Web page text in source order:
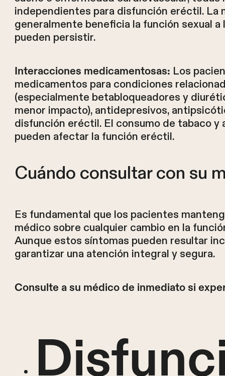
independientes para disfunción eréctil.
generalmente beneficia la función sexual
pueden persistir.
Interacciones medicamentosas: Los
medicamentos para condiciones
(especialmente betabloqueadores y
menor impacto), antidepresivos,
disfunción eréctil. El consumo de tabaco
pueden afectar la función eréctil.
Cuándo consultar con su
Es fundamental que los pacientes
médico sobre cualquier cambio en la
Aunque estos síntomas pueden resultar
garantizar una atención integral y segura.
Consulte a su médico de inmediato si